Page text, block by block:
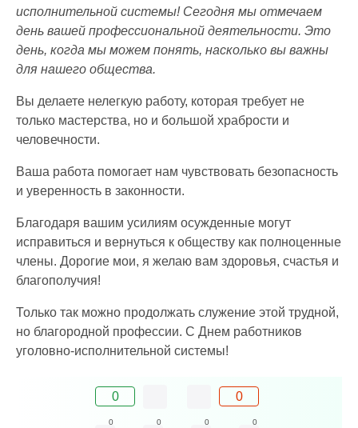
исполнительной системы! Сегодня мы отмечаем
день вашей профессиональной деятельности. Это
день, когда мы можем понять, насколько вы важны
для нашего общества.
Вы делаете нелегкую работу, которая требует не
только мастерства, но и большой храбрости и
человечности.
Ваша работа помогает нам чувствовать безопасность
и уверенность в законности.
Благодаря вашим усилиям осужденные могут
исправиться и вернуться к обществу как полноценные
члены. Дорогие мои, я желаю вам здоровья, счастья и
благополучия!
Только так можно продолжать служение этой трудной,
но благородной профессии. С Днем работников
уголовно-исполнительной системы!
0 0
0 0 0 0